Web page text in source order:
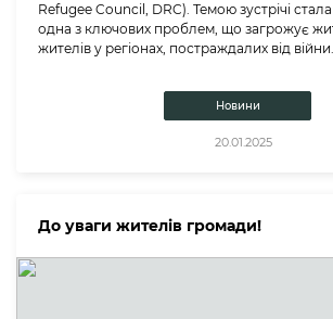
Refugee Council, DRC). Темою зустрічі
одна з ключових проблем, що загрожує
жителів у регіонах, постраждалих від війни.
Новини
20.01.2025
До уваги жителів громади!